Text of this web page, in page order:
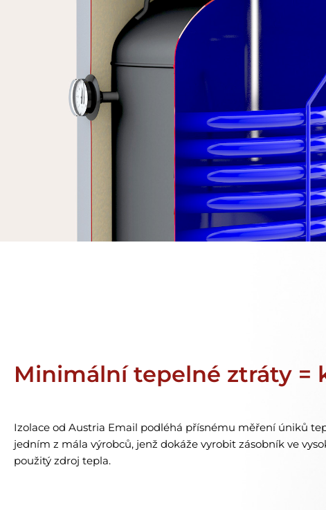
Minimální tepelné ztráty =
Izolace od Austria Email podléhá přísnému měření úniků
jedním z mála výrobců, jenž dokáže vyrobit zásobník ve
použitý zdroj tepla.